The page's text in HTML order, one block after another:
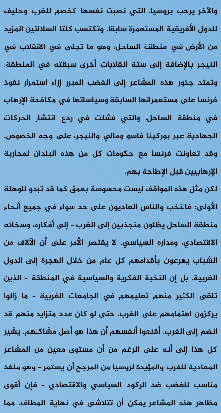
والآخر يرحب بروسيا، التي نصبت نفسها كخصم للغرب وحليف
للدول الأفريقية المستعمرة سابقا. وتكتسب كلتا السلالتين المزيد
من الأرض في منطقة الساحل، وهو ما تجلى في الانقلاب في
النيجر بالإضافة إلى ستة انقلابات أخرى سبقته في المنطقة.
وتمتد جذور هذه المشاعر إلى الغضب المبرر إزاء استمرار نفوذ
فرنسا على مستعمراتها السابقة وسياساتها في مكافحة الإرهاب
في منطقة الساحل، والتي فشلت في ردع انتشار الحركات
الجهادية عبر بوركينا فاسو ومالي والنيجر، على وجه الخصوص.
وقد تعاونت فرنسا مع حكومات كل من هذه البلدان لمحاربة
الإرهابيين قبل الإطاحة بهم.
لكن مثل هذه المواقف ليست محسوسة بعمق كما قد تبدو للوهلة
الأولى: فالنخب والناس العاديون على حد سواء في جميع أنحاء
منطقة الساحل يظلون منجذبين إلى الغرب – إلى أفكاره، وسخائه
الاقتصادي، ومداره السياسي. لا يقتصر الأمر على أن الآلاف من
الشباب يهرعون بأقدامهم كل عام من خلال الهجرة إلى الدول
الغربية، بل إن النخبة الفكرية والسياسية في المنطقة – الذين
تلقى الكثير منهم تعليمهم في الجامعات الغربية – ما زالوا
يركزون اهتمامهم على الغرب، حتى لو كان عدد متزايد منهم قد
انضم إلى الغرب. أقنعوا أنفسهم أن هذا هو أصل مشاكلهم. يشير
كل هذا إلى أنه على الرغم من أن مستوى معين من المشاعر
المعادية للغرب والمؤيدة لروسيا من المرجح أن يستمر – وهو منفذ
مناسب للغضب ضد الركود السياسي والاقتصادي – فإن أقوى
مظاهر هذه المشاعر يمكن أن تتلاشى في نهاية المطاف، مما